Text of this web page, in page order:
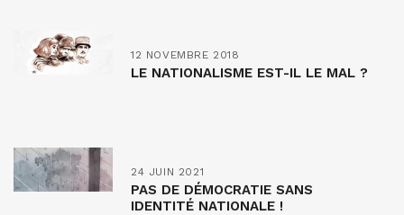
12 NOVEMBRE 2018
LE NATIONALISME EST-IL LE MAL ?
24 JUIN 2021
PAS DE DÉMOCRATIE SANS
IDENTITÉ NATIONALE !